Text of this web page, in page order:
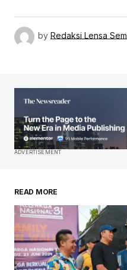
by Redaksi Lensa
ADVERTISEMENT
READ MORE